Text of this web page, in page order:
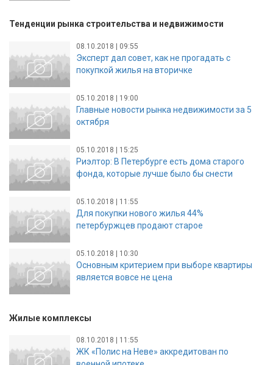
Тенденции рынка строительства и недвижимости
08.10.2018 | 09:55
Эксперт дал совет, как не прогадать с
покупкой жилья на вторичке
05.10.2018 | 19:00
Главные новости рынка недвижимости за 5
октября
05.10.2018 | 15:25
Риэлтор: В Петербурге есть дома старого
фонда, которые лучше было бы снести
05.10.2018 | 11:55
Для покупки нового жилья 44%
петербуржцев продают старое
05.10.2018 | 10:30
Основным критерием при выборе квартиры
является вовсе не цена
Жилые комплексы
08.10.2018 | 11:55
ЖК «Полис на Неве» аккредитован по